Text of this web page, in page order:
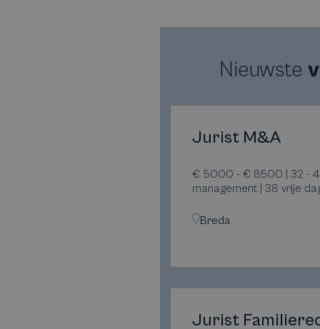
Nieuwste
Jurist M&A
€ 5000 - € 8500 | 32 -
management | 38 vrije
Breda
Jurist